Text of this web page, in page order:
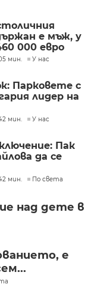
е мъж, у
000 евро
мин. У нас
Парковете с
лидер на
мин. У нас
Пак
да се
мин. По света
над дете в
е